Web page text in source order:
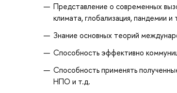
Представление о современных
климата, глобализация, пандемии и
Знание основных теорий
Способность эффективно
Способность применять
НПО и т.д.